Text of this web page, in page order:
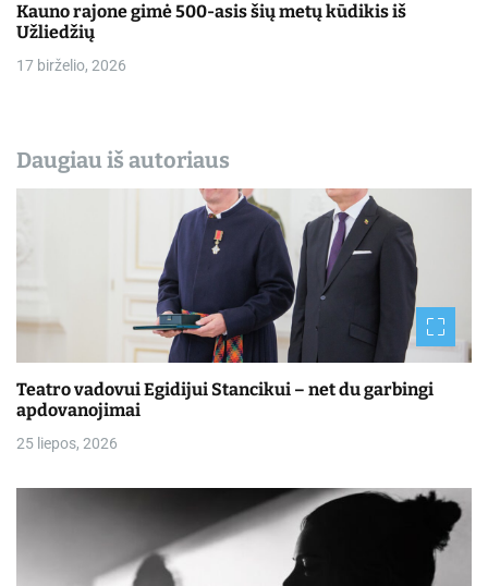
Kauno rajone gimė 500-asis šių metų kūdikis iš
Užliedžių
17 birželio, 2026
Daugiau iš autoriaus
Teatro vadovui Egidijui Stancikui – net du garbingi
apdovanojimai
25 liepos, 2026